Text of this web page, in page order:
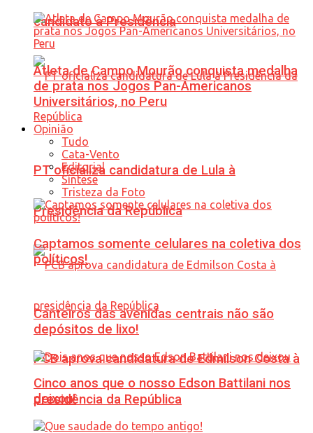
candidato à Presidência
PT oficializa candidatura de Lula à
Presidência da República
PCB aprova candidatura de Edmilson Costa à
presidência da República
Atleta de Campo Mourão conquista medalha
de prata nos Jogos Pan-Americanos
Universitários, no Peru
Opinião
Tudo
Cata-Vento
Editorial
Síntese
Tristeza da Foto
Captamos somente celulares na coletiva dos
políticos!
Canteiros das avenidas centrais não são
depósitos de lixo!
Cinco anos que o nosso Edson Battilani nos
deixou!